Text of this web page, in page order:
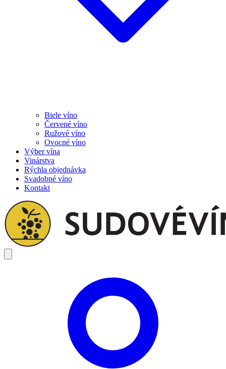
Biele víno
Červené víno
Ružové víno
Ovocné víno
Výber vína
Vinárstva
Rýchla objednávka
Svadobné víno
Kontakt